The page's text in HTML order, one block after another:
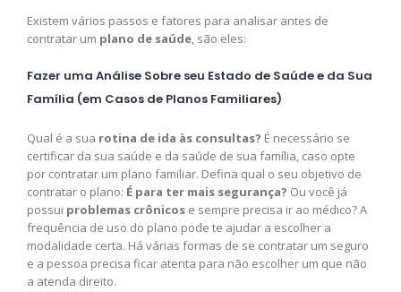
Existem vários passos e fatores para analisar antes de
contratar um plano de saúde, são eles:
Fazer uma Análise Sobre seu Estado de Saúde e da Sua
Família (em Casos de Planos Familiares)
Qual é a sua rotina de ida às consultas? É necessário se
certificar da sua saúde e da saúde de sua família, caso opte
por contratar um plano familiar. Defina qual o seu objetivo de
contratar o plano: É para ter mais segurança? Ou você já
possui problemas crônicos e sempre precisa ir ao médico? A
frequência de uso do plano pode te ajudar a escolher a
modalidade certa. Há várias formas de se contratar um seguro
e a pessoa precisa ficar atenta para não escolher um que não
a atenda direito.